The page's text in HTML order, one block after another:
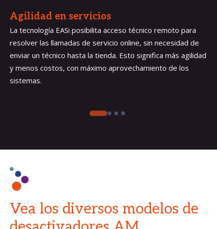
Agilidad en servicios
La tecnología EASi posibilita acceso técnico remoto para
resolver las llamadas de servicio online, sin necesidad de
enviar un técnico hasta la tienda. Esto significa más agilidad
y menos costos, con máximo aprovechamiento de los
sistemas.
Vea los diversos modelos de